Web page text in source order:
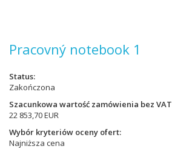
Pracovný notebook 1
Status
Zakończona
Szacunkowa wartość zamówienia bez VAT
22 853,70 EUR
Wybór kryteriów oceny ofert
Najniższa cena